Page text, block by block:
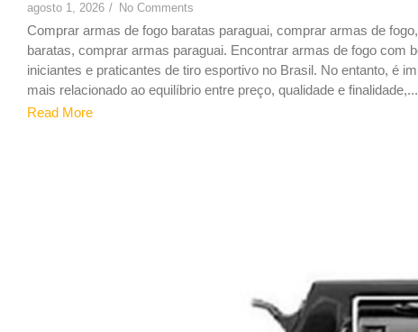
agosto 1, 2026 / No Comments
Comprar armas de fogo baratas paraguai, comprar armas de
baratas, comprar armas paraguai. Encontrar armas de fogo com
iniciantes e praticantes de tiro esportivo no Brasil. No entanto, é
mais relacionado ao equilíbrio entre preço, qualidade e finalidade,...
Read More